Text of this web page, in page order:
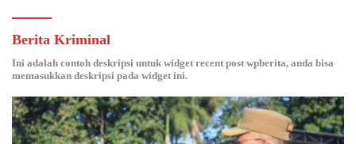
Berita Kriminal
Ini adalah contoh deskripsi untuk widget recent post wpberita, anda bisa
memasukkan deskripsi pada widget ini.